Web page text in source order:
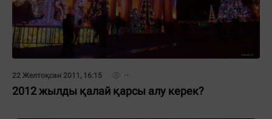
22 Желтоқсан 2011, 16:15
2012 жылды қалай қарсы алу керек?